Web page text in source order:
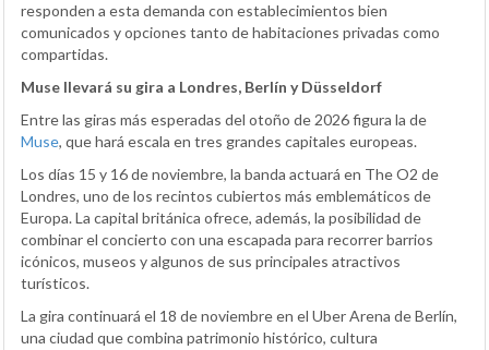
responden a esta demanda con establecimientos bien
comunicados y opciones tanto de habitaciones privadas como
compartidas.
Muse llevará su gira a Londres, Berlín y Düsseldorf
Entre las giras más esperadas del otoño de 2026 figura la de
Muse, que hará escala en tres grandes capitales europeas.
Los días 15 y 16 de noviembre, la banda actuará en The O2 de
Londres, uno de los recintos cubiertos más emblemáticos de
Europa. La capital británica ofrece, además, la posibilidad de
combinar el concierto con una escapada para recorrer barrios
icónicos, museos y algunos de sus principales atractivos
turísticos.
La gira continuará el 18 de noviembre en el Uber Arena de Berlín,
una ciudad que combina patrimonio histórico, cultura